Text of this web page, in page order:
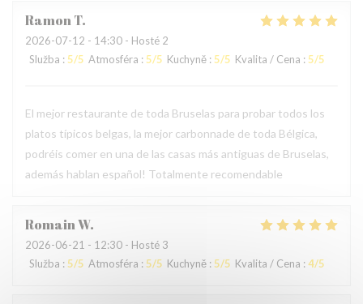
RamonT
2026-07-12 - 14:30 - Hosté 2
Služba : 5/5 Atmosféra : 5/5 Kuchyně : 5/5 Kvalita / Cena : 5/5
El mejor restaurante de toda Bruselas para probar todos los
platos típicos belgas, la mejor carbonnade de toda Bélgica,
podréis comer en una de las casas más antiguas de Bruselas,
además hablan español! Totalmente recomendable
RomainW
2026-06-21 - 12:30 - Hosté 3
Služba : 5/5 Atmosféra : 5/5 Kuchyně : 5/5 Kvalita / Cena : 4/5